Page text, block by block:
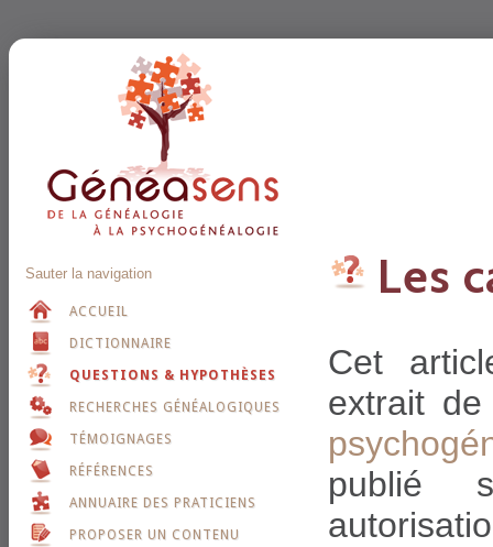
Sauter la navigation
ACCUEIL
DICTIONNAIRE
QUESTIONS & HYPOTHÈSES
RECHERCHES GÉNÉALOGIQUES
TÉMOIGNAGES
RÉFÉRENCES
ANNUAIRE DES PRATICIENS
PROPOSER UN CONTENU
Les
Cet
extrait
publié